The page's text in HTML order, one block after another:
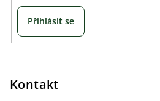
Přihlásit se
Kontakt